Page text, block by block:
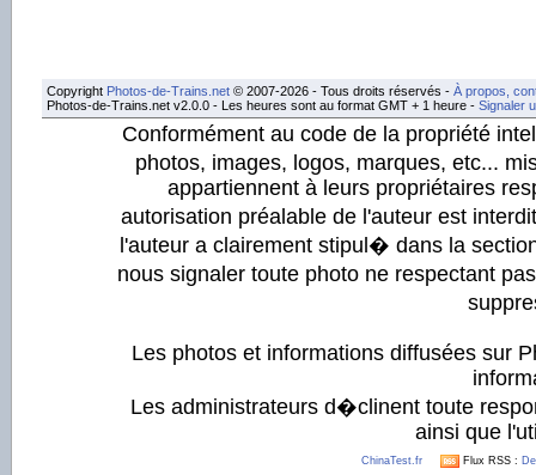
Copyright Photos-de-Trains.net © 2007-2026 - Tous droits réservés - À propos,
Photos-de-Trains.net v2.0.0 - Les heures sont au format GMT + 1 heure - Signaler
Conformément au code de la propriété
photos, images, logos, marques, etc...
appartiennent à leurs propriétaires
autorisation préalable de l'auteur est
l'auteur a clairement stipul� dans la
nous signaler toute photo ne respectant
Les photos et informations diffusées sur
Les administrateurs d�clinent toute
ainsi que
ChinaTest.fr Flux RSS :